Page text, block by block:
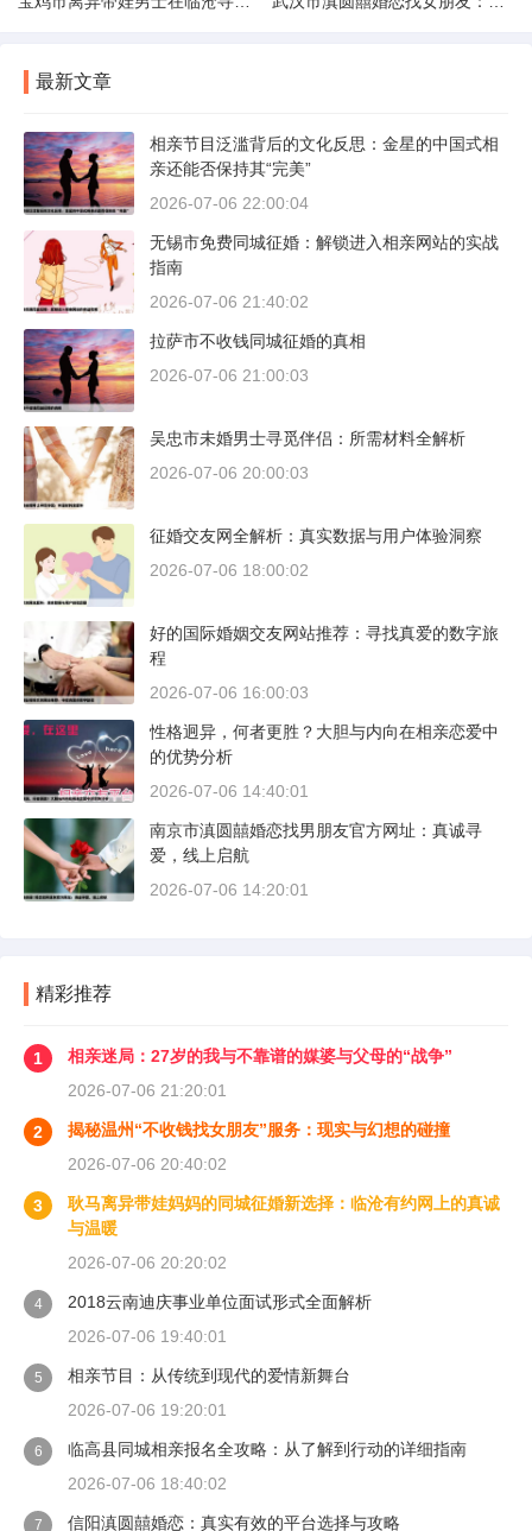
最新文章
相亲节目泛滥背后的文化反思：金星的中国式相
亲还能否保持其“完美”
2026-07-06 22:00:04
无锡市免费同城征婚：解锁进入相亲网站的实战
指南
2026-07-06 21:40:02
拉萨市不收钱同城征婚的真相
2026-07-06 21:00:03
吴忠市未婚男士寻觅伴侣：所需材料全解析
2026-07-06 20:00:03
征婚交友网全解析：真实数据与用户体验洞察
2026-07-06 18:00:02
好的国际婚姻交友网站推荐：寻找真爱的数字旅
程
2026-07-06 16:00:03
性格迥异，何者更胜？大胆与内向在相亲恋爱中
的优势分析
2026-07-06 14:40:01
南京市滇圆囍婚恋找男朋友官方网址：真诚寻
爱，线上启航
2026-07-06 14:20:01
精彩推荐
1
相亲迷局：27岁的我与不靠谱的媒婆与父母的“战争”
2026-07-06 21:20:01
2
揭秘温州“不收钱找女朋友”服务：现实与幻想的碰撞
2026-07-06 20:40:02
3
耿马离异带娃妈妈的同城征婚新选择：临沧有约网上的真诚
与温暖
2026-07-06 20:20:02
4
2018云南迪庆事业单位面试形式全面解析
2026-07-06 19:40:01
5
相亲节目：从传统到现代的爱情新舞台
2026-07-06 19:20:01
6
临高县同城相亲报名全攻略：从了解到行动的详细指南
2026-07-06 18:40:02
7 信阳滇圆囍婚恋：真实有效的平台选择与攻略